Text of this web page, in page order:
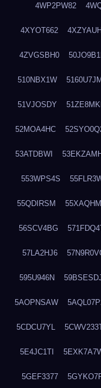
4WP2PW82
4XYOT662 4XZYAUHI
4ZVGSBH0
510NBX1W 5160U7JM
51VJOSDY
52MOA4HC
53ATDBWI 53EKZAMH
553WPS4S
55QDIRSM
56SCV4BG
57LA2HJ6
595U946N
5AOPNSAW
5CDCU7YL
5E4JC1TI
5GEF3377